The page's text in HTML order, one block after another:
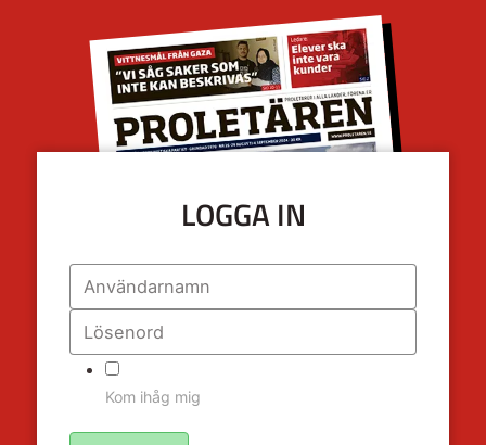
LOGGA IN
Kom ihåg mig